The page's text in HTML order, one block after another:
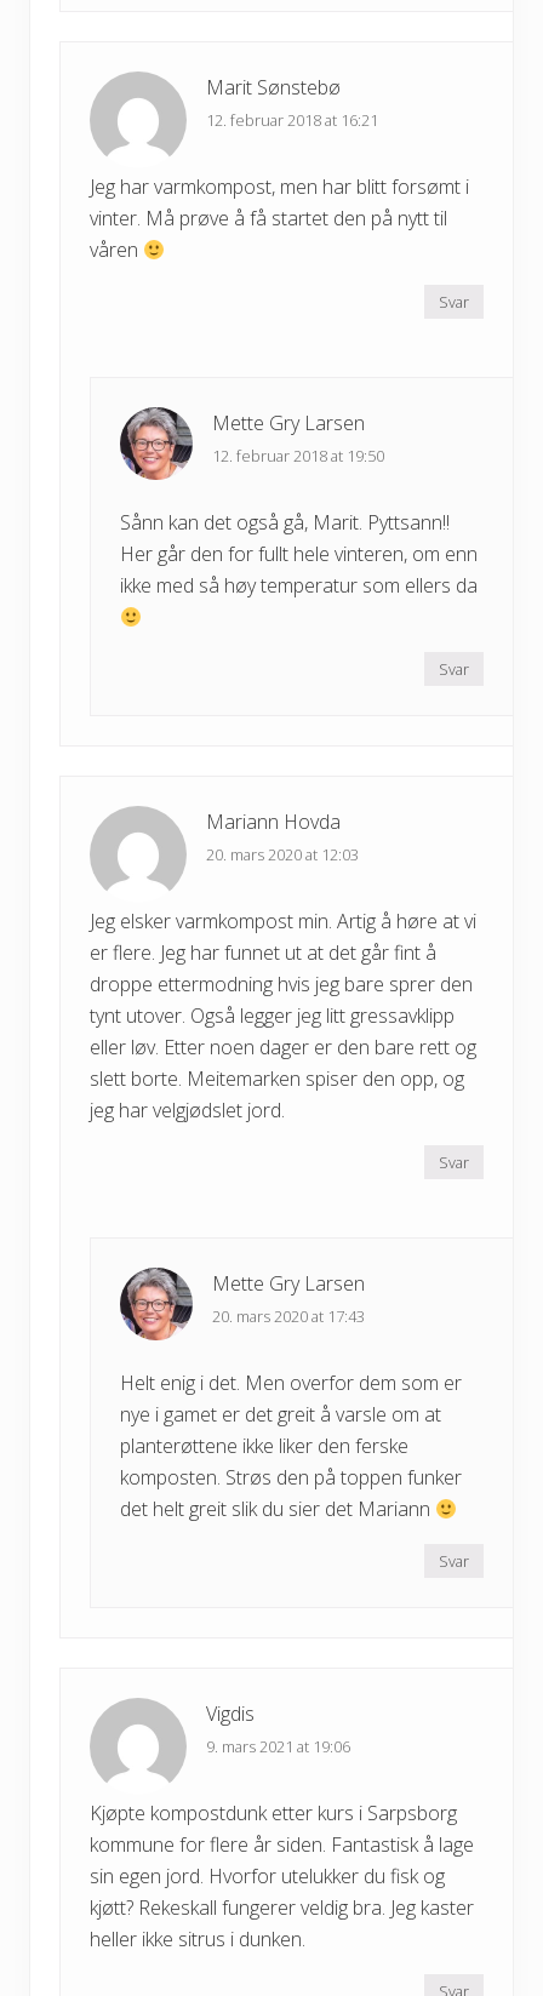
Marit Sønstebø
12. februar 2018 at 16:21
Jeg har varmkompost, men har blitt forsømt i
vinter. Må prøve å få startet den på nytt til
våren
Svar
Mette Gry Larsen
12. februar 2018 at 19:50
Sånn kan det også gå, Marit. Pyttsann!!
Her går den for fullt hele vinteren, om enn
ikke med så høy temperatur som ellers da
Svar
Mariann Hovda
20. mars 2020 at 12:03
Jeg elsker varmkompost min. Artig å høre at vi
er flere. Jeg har funnet ut at det går fint å
droppe ettermodning hvis jeg bare sprer den
tynt utover. Også legger jeg litt gressavklipp
eller løv. Etter noen dager er den bare rett og
slett borte. Meitemarken spiser den opp, og
jeg har velgjødslet jord.
Svar
Mette Gry Larsen
20. mars 2020 at 17:43
Helt enig i det. Men overfor dem som er
nye i gamet er det greit å varsle om at
planterøttene ikke liker den ferske
komposten. Strøs den på toppen funker
det helt greit slik du sier det Mariann
Svar
Vigdis
9. mars 2021 at 19:06
Kjøpte kompostdunk etter kurs i Sarpsborg
kommune for flere år siden. Fantastisk å lage
sin egen jord. Hvorfor utelukker du fisk og
kjøtt? Rekeskall fungerer veldig bra. Jeg kaster
heller ikke sitrus i dunken.
Svar